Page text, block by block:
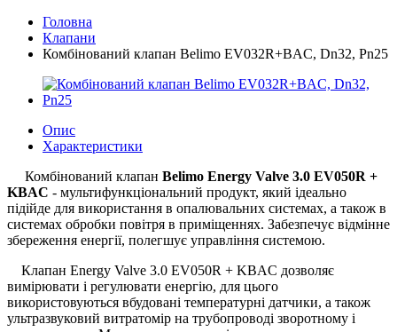
Головна
Клапани
Комбінований клапан Belimo EV032R+BAC, Dn32, Pn25
Опис
Характеристики
Комбінований клапан Belimo Energy Valve 3.0 EV050R +
KBAC - мультифункціональний продукт, який ідеально
підійде для використання в опалювальних системах, а також в
системах обробки повітря в приміщеннях. Забезпечує відмінне
збереження енергії, полегшує управління системою.
Клапан Energy Valve 3.0 EV050R + KBAC дозволяє
вимірювати і регулювати енергію, для цього
використовуються вбудовані температурні датчики, а також
ультразвуковий витратомір на трубопроводі зворотному і